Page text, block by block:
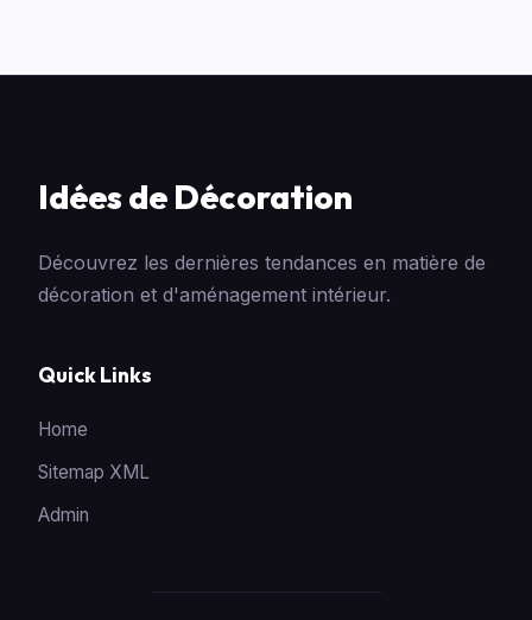
Idées de Décoration
Découvrez les dernières tendances en matière de
décoration et d'aménagement intérieur.
Quick Links
Home
Sitemap XML
Admin